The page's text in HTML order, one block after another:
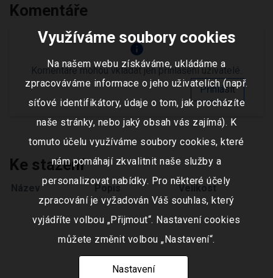
Komentáře
info
Komentáře mohou vkládat jen přihlášení uživatelé.
Přihlásit
Ke stažení
Název Popis Velikost
Využíváme soubory cookies
Na našem webu získáváme, ukládáme a
zpracováváme informace o jeho uživatelích (např.
síťové identifikátory, údaje o tom, jak procházíte
naše stránky, nebo jaký obsah vás zajímá). K
tomuto účelu využíváme soubory cookies, které
nám pomáhají zkvalitnit naše služby a
personalizovat nabídky. Pro některé účely
zpracování je vyžadován Váš souhlas, který
vyjádříte volbou „Přijmout“. Nastavení cookies
můžete změnit volbou „Nastavení“.
Nastavení